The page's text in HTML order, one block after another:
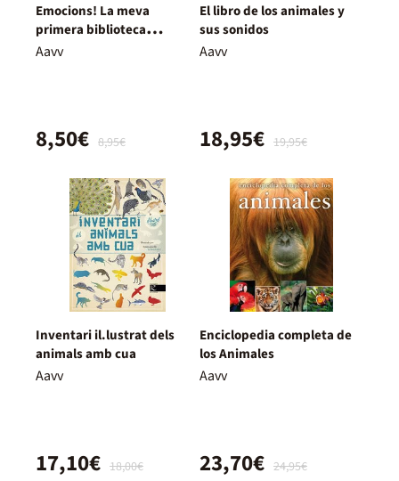
Emocions! La meva
primera biblioteca
Montessori
Aavv
8,95€
8,50€
El libro de los animales y
sus sonidos
Aavv
19,95€
18,95€
Inventari il.lustrat dels
animals amb cua
Aavv
18,00€
17,10€
Enciclopedia completa de
los Animales
Aavv
24,95€
23,70€